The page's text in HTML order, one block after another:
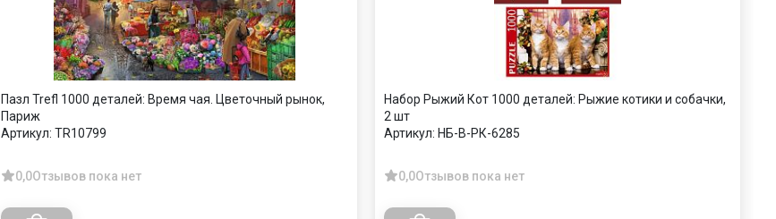
Пазл Trefl 1000 деталей: Время чая. Цветочный рынок,
Париж
Артикул: TR10799
0,0Отзывов пока нет
Набор Рыжий Кот 1000 деталей: Рыжие котики и собачки,
2 шт
Артикул: НБ-В-РК-6285
0,0Отзывов пока нет